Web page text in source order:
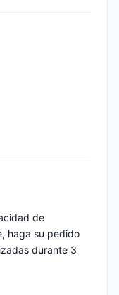
de
haga su pedido
durante 3